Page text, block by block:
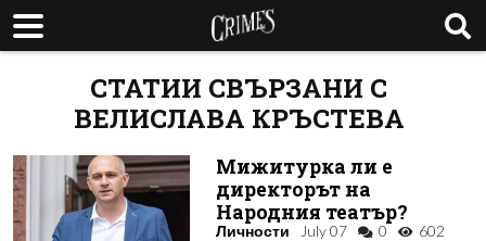
СТАТИИ СВЪРЗАНИ С
ВЕЛИСЛАВА КРЪСТЕВА
Мижитурка ли е
директорът на
Народния театър?
Личности July 07 0 602